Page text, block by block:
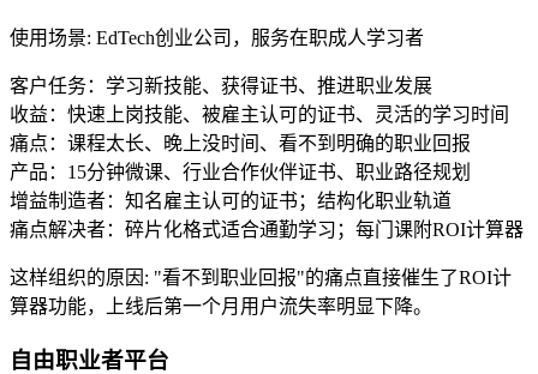
使用场景: EdTech创业公司，服务在职成人学习者
客户任务：学习新技能、获得证书、推进职业发展
收益：快速上岗技能、被雇主认可的证书、灵活的学习时间
痛点：课程太长、晚上没时间、看不到明确的职业回报
产品：15分钟微课、行业合作伙伴证书、职业路径规划
增益制造者：知名雇主认可的证书；结构化职业轨道
痛点解决者：碎片化格式适合通勤学习；每门课附ROI计算器
这样组织的原因 : "看不到职业回报"的痛点直接催生了ROI计
算器功能，上线后第一个月用户流失率明显下降。
自由职业者平台